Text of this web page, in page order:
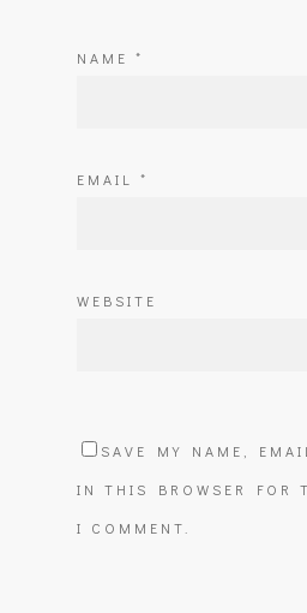
NAME *
EMAIL *
WEBSITE
SAVE MY NAME,
IN THIS BROWSER FOR
I COMMENT.